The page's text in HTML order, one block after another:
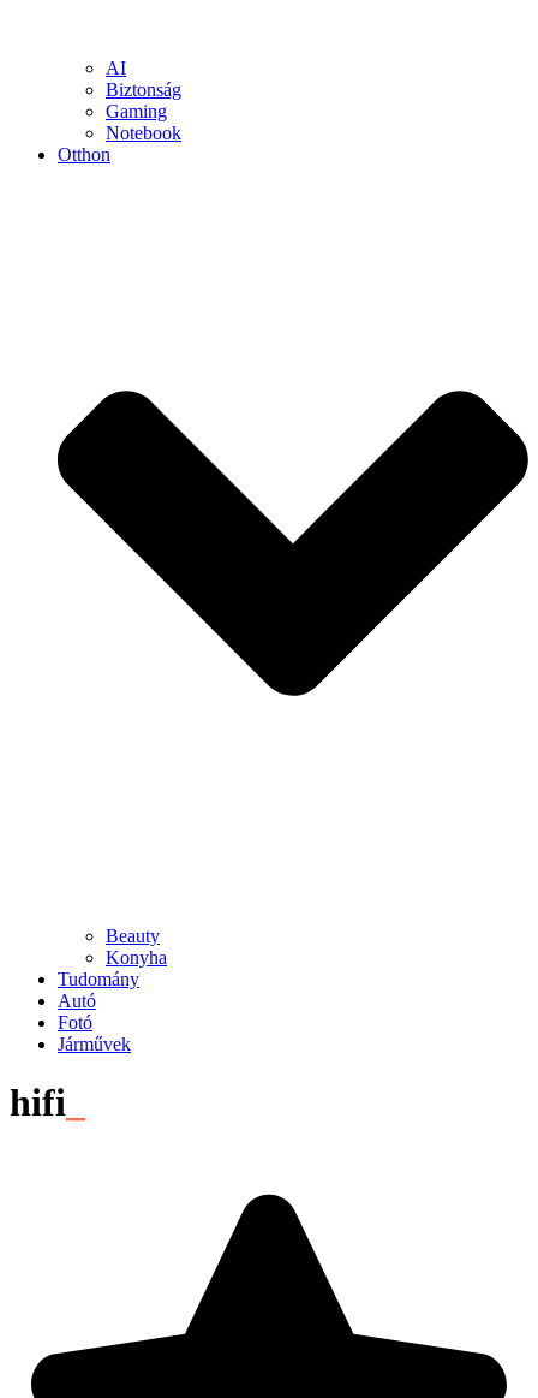
AI
Biztonság
Gaming
Notebook
Otthon
Beauty
Konyha
Tudomány
Autó
Fotó
Járművek
hifi